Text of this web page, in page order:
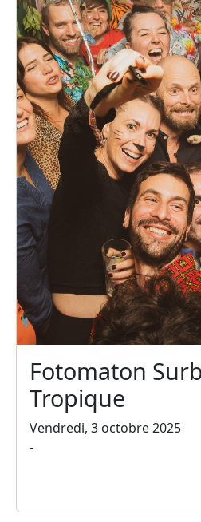
Fotomaton
Tropique
Vendredi, 3 octobre 2025
-